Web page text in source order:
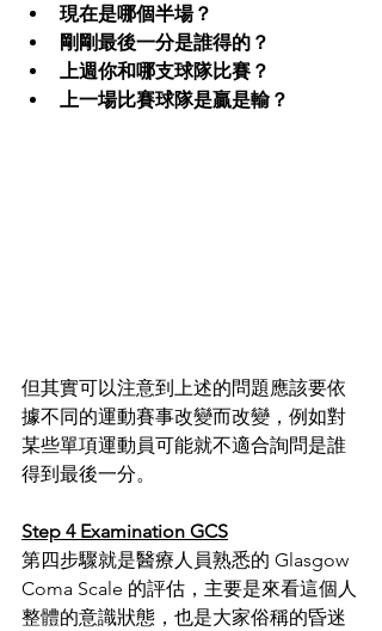
現在是哪個半場？
剛剛最後一分是誰得的？
上週你和哪支球隊比賽？
上一場比賽球隊是贏是輸？
但其實可以注意到上述的問題應該要依
據不同的運動賽事改變而改變，例如對
某些單項運動員可能就不適合詢問是誰
得到最後一分。
Step 4 Examination GCS
第四步驟就是醫療人員熟悉的 Glasgow
Coma Scale 的評估，主要是來看這個人
整體的意識狀態，也是大家俗稱的昏迷